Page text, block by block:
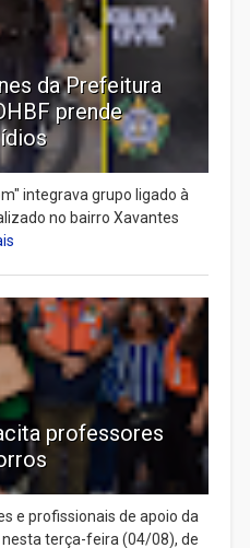
da Prefeitura
prende
integrava grupo ligado à
no bairro Xavantes
professores
e profissionais de apoio da
terça-feira (04/08), de